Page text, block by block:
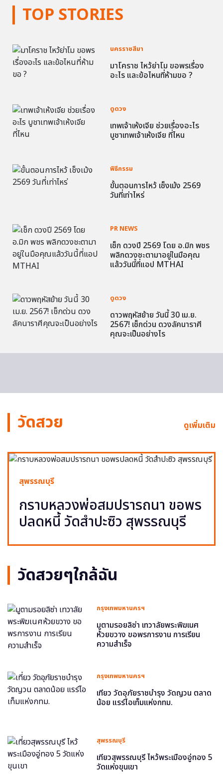
TOP STORIES
นครราชสีมา
มาโคราช ไหว้ย่าโม ขอพรเรื่อง
อะไร และข้อไหนที่ห้ามขอ ?
ดูดวง
เทพเจ้าเห้งเจีย ช่วยเรื่องอะไร
บูชาเทพเจ้าเห้งเจีย ที่ไหน
พิธีกรรม
ขั้นตอนการไหว้ เช็งเม้ง 2569
วันที่เท่าไหร่
PR NEWS
เช็ก ดวงปี 2569 โดย อ.มิก พชร
พลิกดวงชะตามาอยู่ในมือคุณ
แล้ววันนี้ที่แอป MTHAI
ดูดวง
ดาวพฤหัสย้าย วันนี้ 30 เม.ย.
2567! เช็กด่วน ดวงลัคนาราศี
คุณจะเป็นอย่างไร
วัดสวย ดูเพิ่มเติม
สุพรรณบุรี
กราบหลวงพ่อสมปรารถนา ขอพร
ปลดหนี้ วัดสำปะซิว สุพรรณบุรี
วัดสวยๆใกล้ฉัน
กรุงเทพมหานครฯ
มูตามรอยลิซ่า เทวาลัยพระพิฆเนศ
ห้วยขวาง ขอพรการงาน การเรียน
ความสำเร็จ
กรุงเทพมหานครฯ
เที่ยว วัดอุภัยราชบำรุง วัดญวน ตลาด
น้อย แรร์ไอเท็มแห่งกทม.
สุพรรณบุรี
เที่ยวสุพรรณบุรี ไหว้พระเมืองอู่ทอง 5
วัดแห่งขุนเขา